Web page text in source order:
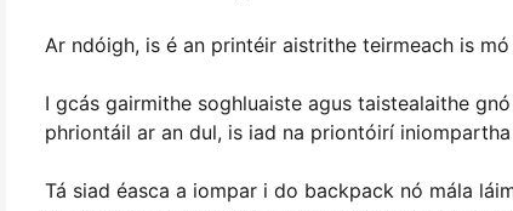
Ar ndóigh, is é an printéir aistrithe teirmeach is
I gcás gairmithe soghluaiste agus taistealaithe
phriontáil ar an dul, is iad na priontóirí
Tá siad éasca a iompar i do backpack nó mála